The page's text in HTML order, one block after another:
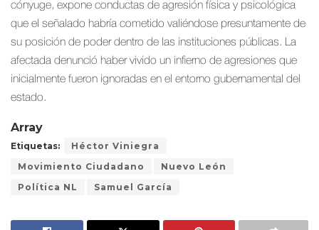
cónyuge, expone conductas de agresión física y psicológica
que el señalado habría cometido valiéndose presuntamente de
su posición de poder dentro de las instituciones públicas. La
afectada denunció haber vivido un infierno de agresiones que
inicialmente fueron ignoradas en el entorno gubernamental del
estado.
Array
Etiquetas:
Héctor Viniegra
Movimiento Ciudadano
Nuevo León
Política NL
Samuel García